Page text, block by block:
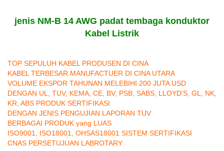
jenis NM-B 14 AWG padat tembaga konduktor
Kabel Listrik
TOP SEPULUH KABEL PRODUSEN DI CINA
KABEL TERBESAR MANUFACTUER DI CINA UTARA
VOLUME EKSPOR TAHUNAN MELEBIHI 200 JUTA USD
DENGAN UL, TUV, KEMA, CE, BV, PSB, SABS, LLOYD'S, GL, NK,
KR, ABS PRODUK SERTIFIKASI
DENGAN JENIS PENGUJIAN LAPORAN TUV
BERBAGAI PRODUK yang LUAS
ISO9001, ISO18001, OHSAS18001 SISTEM SERTIFIKASI
CNAS PERSETUJUAN LABROTARY